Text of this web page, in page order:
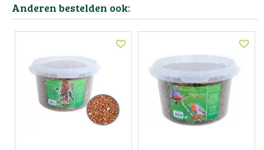
Anderen bestelden ook: